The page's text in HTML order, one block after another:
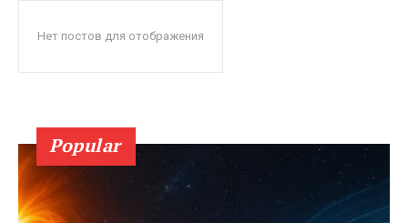
Нет постов для отображения
Popular